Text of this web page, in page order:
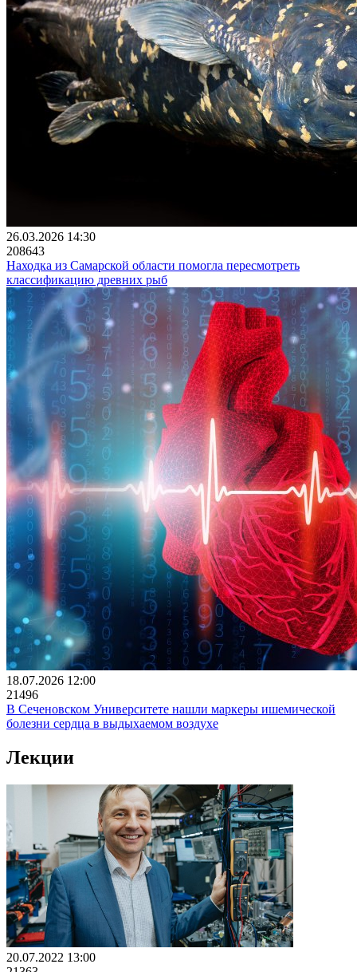
26.03.2026 14:30
208643
Находка из Самарской области помогла пересмотреть
классификацию древних рыб
18.07.2026 12:00
21496
В Сеченовском Университете нашли маркеры ишемической
болезни сердца в выдыхаемом воздухе
Лекции
20.07.2022 13:00